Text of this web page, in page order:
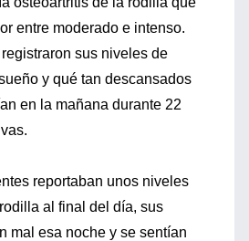
entre moderado e intenso.
sus niveles de
y qué tan descansados
en la mañana durante 22
reportaban unos niveles
al final del día, sus
mal esa noche y se sentían